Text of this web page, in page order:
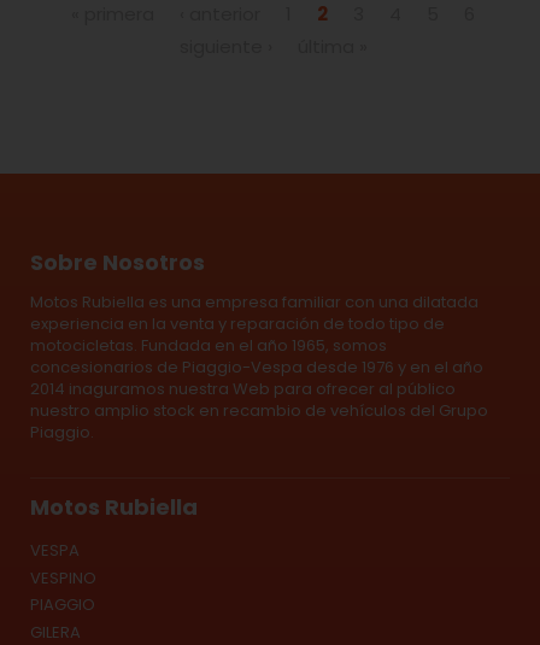
2
Sobre Nosotros
Motos Rubiella es una empresa familiar con una dilatada
experiencia en la venta y reparación de todo tipo de
motocicletas. Fundada en el año 1965, somos
concesionarios de Piaggio-Vespa desde 1976 y en el año
2014 inaguramos nuestra Web para ofrecer al público
nuestro amplio stock en recambio de vehículos del Grupo
Piaggio.
Motos Rubiella
VESPA
VESPINO
PIAGGIO
GILERA